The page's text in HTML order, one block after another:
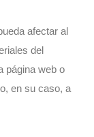
afectar al
del
página web o
en su caso, a